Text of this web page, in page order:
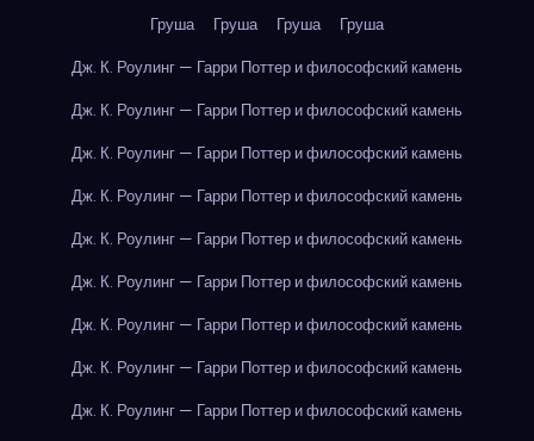
Груша
Груша Груша
Груша
Дж. К. Роулинг — Гарри Поттер и философский камень
Дж. К. Роулинг — Гарри Поттер и философский камень
Дж. К. Роулинг — Гарри Поттер и философский камень
Дж. К. Роулинг — Гарри Поттер и философский камень
Дж. К. Роулинг — Гарри Поттер и философский камень
Дж. К. Роулинг — Гарри Поттер и философский камень
Дж. К. Роулинг — Гарри Поттер и философский камень
Дж. К. Роулинг — Гарри Поттер и философский камень
Дж. К. Роулинг — Гарри Поттер и философский камень